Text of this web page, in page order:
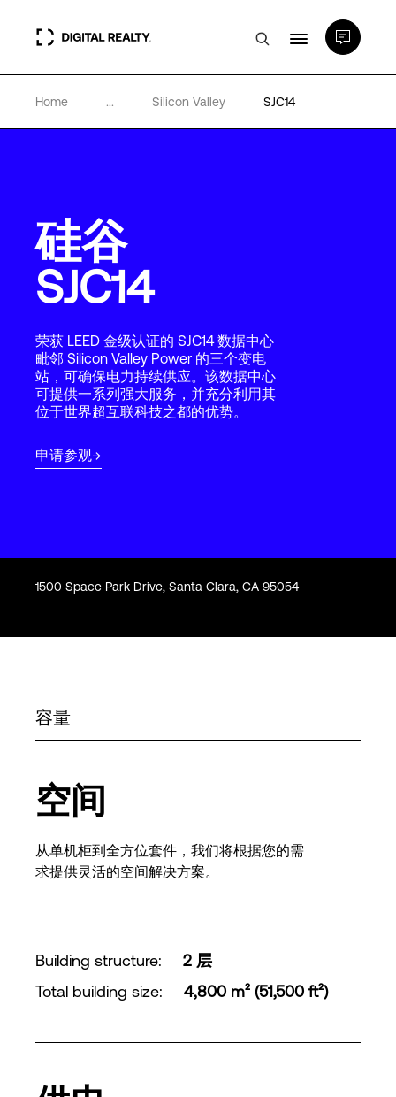
数据中心
合作伙伴
专业知识和资源
关于
Language
登录
Home ... Silicon Valley SJC14
硅谷
SJC14
荣获 LEED 金级认证的 SJC14 数据中心
毗邻 Silicon Valley Power 的三个变电
站，可确保电力持续供应。该数据中心
可提供一系列强大服务，并充分利用其
位于世界超互联科技之都的优势。
申请参观
1500 Space Park Drive, Santa Clara, CA 95054
容量
空间
从单机柜到全方位套件，我们将根据您的需
求提供灵活的空间解决方案。
Building structure:
2 层
Total building size: 4,800 m² (51,500 ft²)